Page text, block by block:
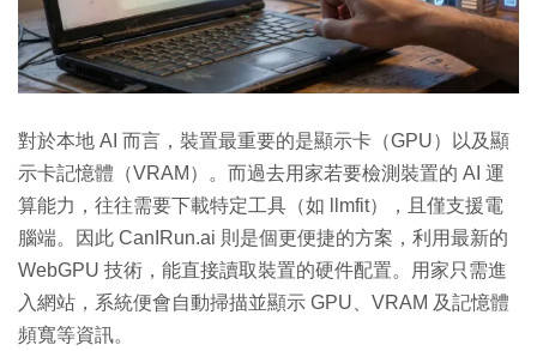
對於本地 AI 而言，裝置最重要的是顯示卡（GPU）以及顯
示卡記憶體（VRAM）。而過去用家若要檢測裝置的 AI 運
算能力，往往需要下載特定工具（如 llmfit），且僅支援電
腦端。因此 CanIRun.ai 則是個更便捷的方案，利用最新的
WebGPU 技術，能直接讀取裝置的硬件配置。用家只需進
入網站，系統便會自動掃描並顯示 GPU、VRAM 及記憶體
頻寬等資訊。